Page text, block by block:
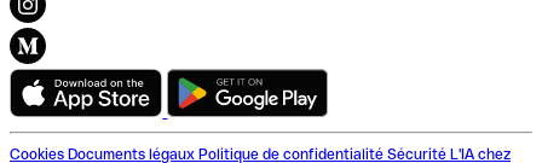
Cookies Documents légaux Politique de confidentialité Sécurité L'IA chez